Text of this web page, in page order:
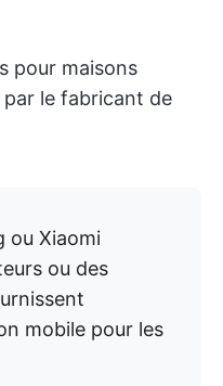
pour maisons
le fabricant de
ou Xiaomi
ou des
mobile pour les